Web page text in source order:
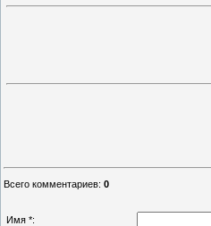
Всего комментариев: 0
Имя *: